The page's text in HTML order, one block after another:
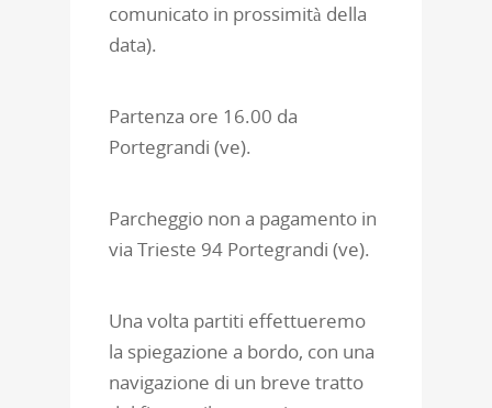
comunicato in prossimità della
data).
Partenza ore 16.00 da
Portegrandi (ve).
Parcheggio non a pagamento in
via Trieste 94 Portegrandi (ve).
Una volta partiti effettueremo
la spiegazione a bordo, con una
navigazione di un breve tratto